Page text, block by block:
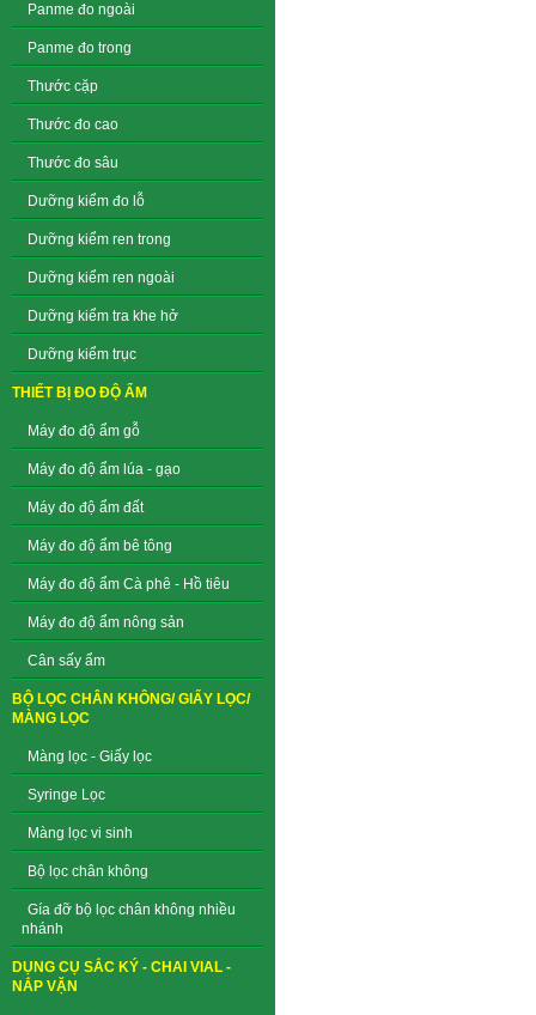
Panme đo ngoài
Panme đo trong
Thước cặp
Thước đo cao
Thước đo sâu
Dưỡng kiểm đo lỗ
Dưỡng kiểm ren trong
Dưỡng kiểm ren ngoài
Dưỡng kiểm tra khe hở
Dưỡng kiểm trục
THIẾT BỊ ĐO ĐỘ ẨM
Máy đo độ ẩm gỗ
Máy đo độ ẩm lúa - gạo
Máy đo độ ẩm đất
Máy đo độ ẩm bê tông
Máy đo độ ẩm Cà phê - Hồ tiêu
Máy đo độ ẩm nông sản
Cân sấy ẩm
BỘ LỌC CHÂN KHÔNG/ GIẤY LỌC/
MÀNG LỌC
Màng lọc - Giấy lọc
Syringe Lọc
Màng lọc vi sinh
Bộ lọc chân không
Gía đỡ bộ lọc chân không nhiều
nhánh
DỤNG CỤ SẮC KÝ - CHAI VIAL -
NẮP VẶN